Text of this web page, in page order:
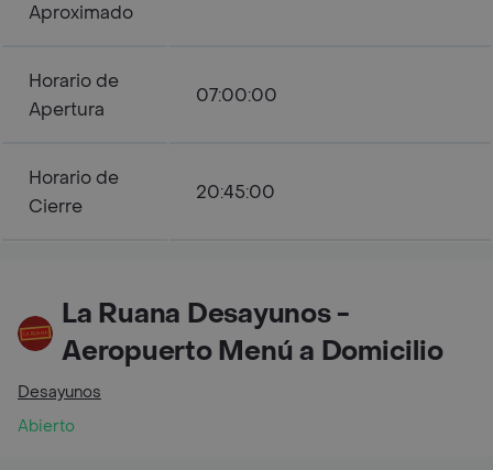
Aproximado
Horario de
Apertura
07:00:00
Horario de
Cierre
20:45:00
La Ruana Desayunos -
Aeropuerto Menú a Domicilio
Desayunos
Abierto